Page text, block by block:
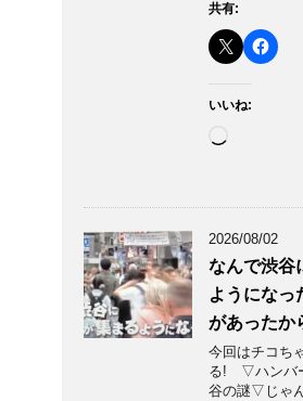
共有:
いいね:
み
2026/08/02
なんで渋谷
ようになっ
があったか
今回はチコち
る! ▽ハンバ
谷の謎▽じゃ